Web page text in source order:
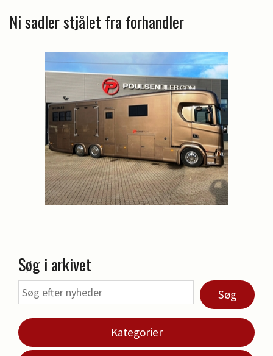
Ni sadler stjålet fra forhandler
Søg i arkivet
Søg
Kategorier